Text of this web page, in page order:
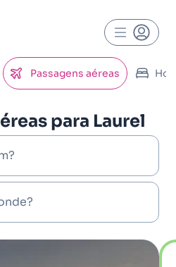
Passagens aéreas
para Laurel